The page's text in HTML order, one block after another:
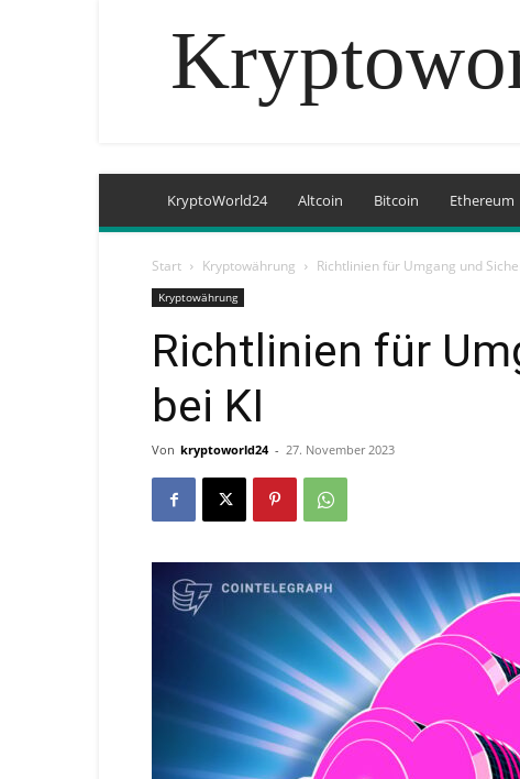
KryptoWorld24 Altcoin Bitcoin Ethereum
Start Kryptowährung Richtlinien für Umgang und
Kryptowährung
Richtlinien für
bei KI
Von kryptoworld24 - 27. November 2023